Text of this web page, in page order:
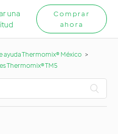
una
Comprar
ahora
ayuda Thermomix® México
Thermomix® TM5